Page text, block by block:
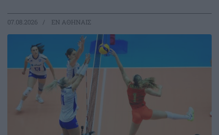
07.08.2026 EΝ ΑΘΗΝΑΙΣ